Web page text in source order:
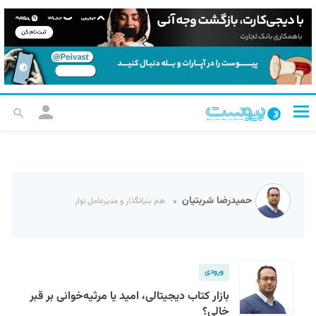
حمیدرضا شربتیان هم بنیانگذار و مدیرعامل نوار
ورودی
بازار کتاب دیجیتالی، امید یا مرثیه‌خوانی بر قبر
خالی؟